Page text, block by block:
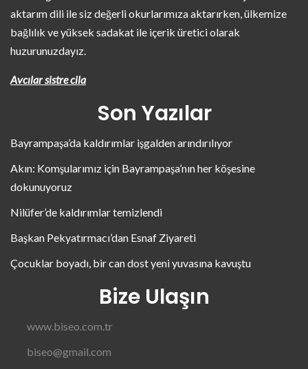
aktarım dili ile siz değerli okurlarımıza aktarırken, ülkemize
bağlılık ve yüksek sadakat ile içerik üretici olarak
huzurunuzdayız.
Avcılar sistre cila
Son Yazılar
Bayrampaşa’da kaldırımlar işgalden arındırılıyor
Akın: Komşularımız için Bayrampaşa’nın her köşesine
dokunuyoruz
Nilüfer’de kaldırımlar temizlendi
Başkan Pekyatırmacı’dan Esnaf Ziyareti
Çocuklar boyadı, bir can dost yeni yuvasına kavuştu
Bize Ulaşın
www.biseo.com.tr
biseo@gmail.com